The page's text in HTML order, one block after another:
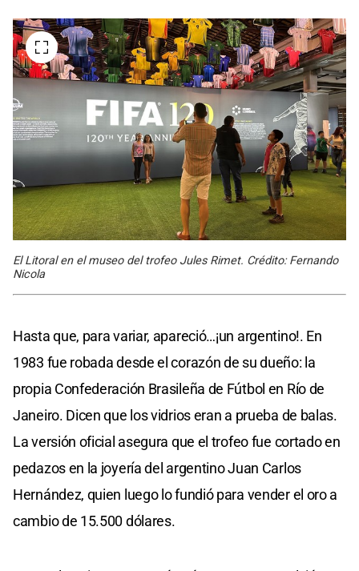
El Litoral en el museo del trofeo Jules Rimet. Crédito: Fernando
Nicola
Hasta que, para variar, apareció…¡un argentino!. En
1983 fue robada desde el corazón de su dueño: la
propia Confederación Brasileña de Fútbol en Río de
Janeiro. Dicen que los vidrios eran a prueba de balas.
La versión oficial asegura que el trofeo fue cortado en
pedazos en la joyería del argentino Juan Carlos
Hernández, quien luego lo fundió para vender el oro a
cambio de 15.500 dólares.